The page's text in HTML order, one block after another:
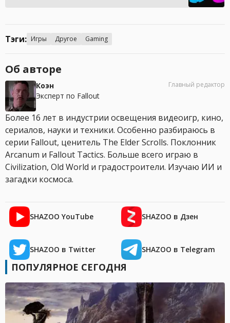
Тэги: Игры Другое Gaming
Об авторе
Коэн
Эксперт по Fallout
Главный редактор
Более 16 лет в индустрии освещения видеоигр, кино,
сериалов, науки и техники. Особенно разбираюсь в
серии Fallout, ценитель The Elder Scrolls. Поклонник
Arcanum и Fallout Tactics. Больше всего играю в
Civilization, Old World и градостроители. Изучаю ИИ и
загадки космоса.
SHAZOO YouTube SHAZOO в Дзен
SHAZOO в Twitter SHAZOO в Telegram
ПОПУЛЯРНОЕ СЕГОДНЯ